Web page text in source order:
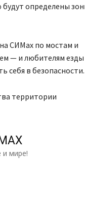
будут определены
СИМах по мостам и
— и любителям езды
себя в безопасности.
территории
и мире!